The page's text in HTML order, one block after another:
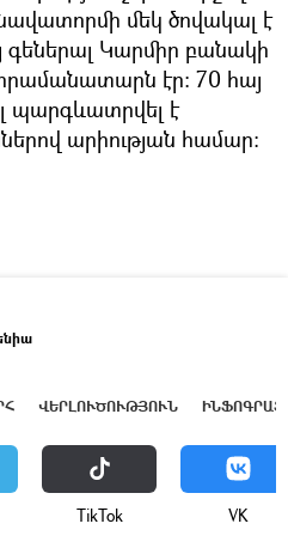
մեկ ծովակալ է
գեներալ Կարմիր բանակի
էր։ 70 հայ
պարգևատրվել է
արիության համար։
ՎԵՐԼՈՒԾՈՒԹՅՈՒՆ
ТikТоk VK